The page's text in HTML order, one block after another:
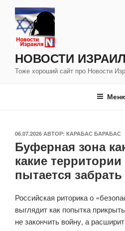
Перейти
содержимому
НОВОСТИ
Тоже хороший сайт про Новости
ОПУБЛИКОВАНО
06.07.2026 АВТОР: КАРАБАС БАРАБАС
Буферная зона
какие
пытается
Российская риторика о
выглядит как попытка
не закончить войну, а